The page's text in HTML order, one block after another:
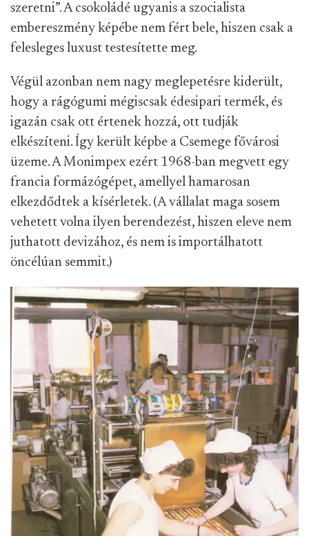
szeretni”. A csokoládé ugyanis a szocialista
embereszmény képébe nem fért bele, hiszen csak a
felesleges luxust testesítette meg.
Végül azonban nem nagy meglepetésre kiderült,
hogy a rágógumi mégiscsak édesipari termék, és
igazán csak ott értenek hozzá, ott tudják
elkészíteni. Így került képbe a Csemege fővárosi
üzeme. A Monimpex ezért 1968-ban megvett egy
francia formázógépet, amellyel hamarosan
elkezdődtek a kísérletek. (A vállalat maga sosem
vehetett volna ilyen berendezést, hiszen eleve nem
juthatott devizához, és nem is importálhatott
öncélúan semmit.)